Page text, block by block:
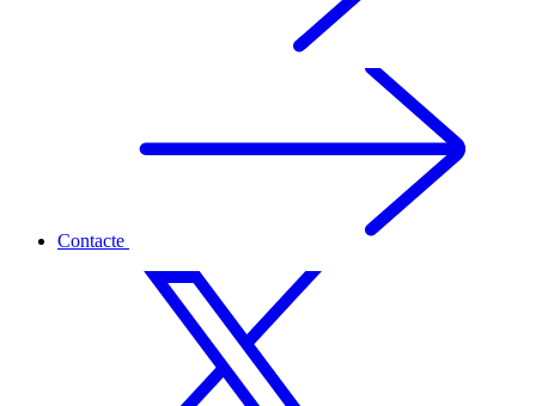
Contacte